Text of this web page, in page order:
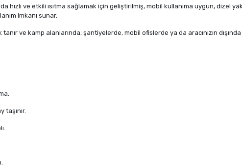
hızlı ve etkili ısıtma sağlamak için geliştirilmiş, mobil kullanıma uygun, dizel
imkanı sunar.
ve kamp alanlarında, şantiyelerde, mobil ofislerde ya da aracınızın
taşınır.